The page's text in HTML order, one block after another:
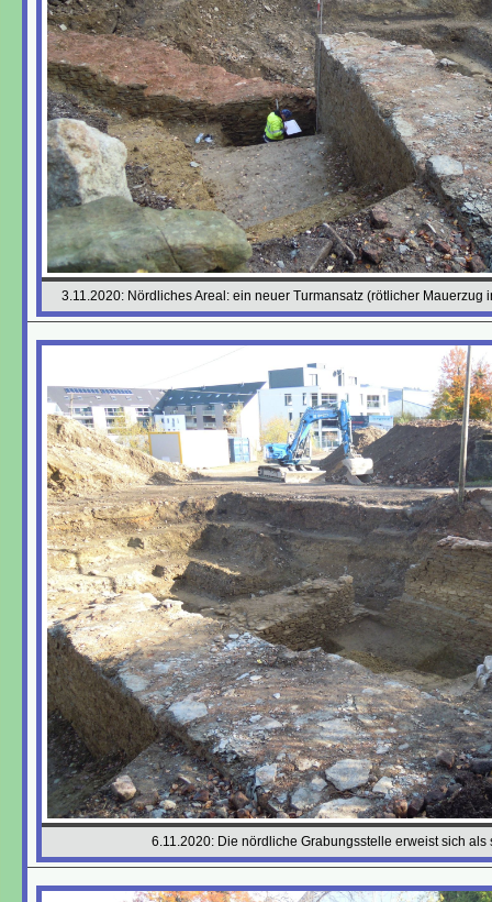
3.11.2020: Nördliches Areal: ein neuer Turmansatz (rötlicher Mauerzug
6.11.2020: Die nördliche Grabungsstelle erweist sich als